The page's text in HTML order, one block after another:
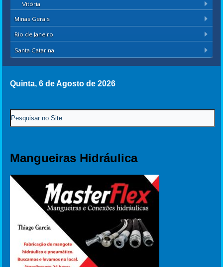
Vitória
Minas Gerais
Rio de Janeiro
Santa Catarina
Quinta, 6 de Agosto de 2026
Mangueiras Hidráulica